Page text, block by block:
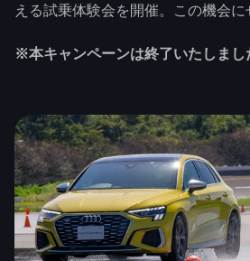
える試乗体験会を開催。この機会に
※本キャンペーンは終了いたしまし